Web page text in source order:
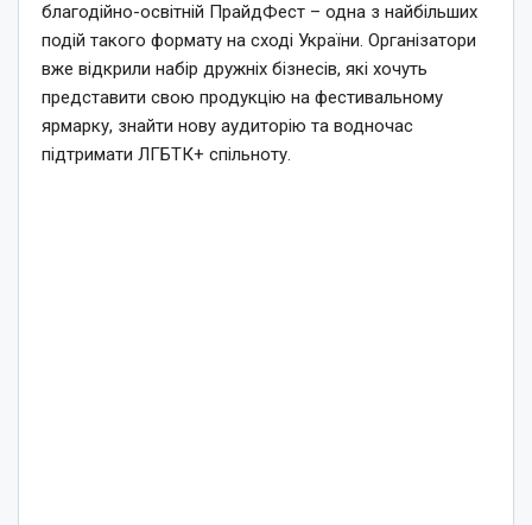
благодійно-освітній ПрайдФест – одна з найбільших
подій такого формату на сході України. Організатори
вже відкрили набір дружніх бізнесів, які хочуть
представити свою продукцію на фестивальному
ярмарку, знайти нову аудиторію та водночас
підтримати ЛГБТК+ спільноту.